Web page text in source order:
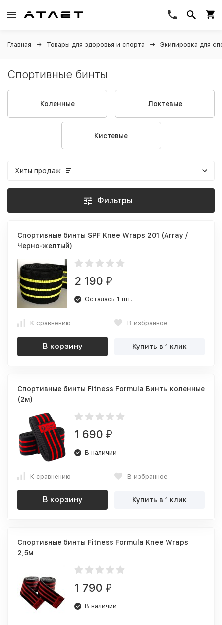
Главная Товары для здоровья и спорта Экипировка для
Спортивные бинты
Коленные Локтевые
Кистевые
Хиты продаж
Фильтры
Спортивные бинты SPF Knee Wraps 201 (Array /
Черно-желтый)
2 190 ₽
Осталась 1 шт.
К сравнению В избранное
В корзину Купить в 1 клик
Спортивные бинты Fitness Formula Бинты коленные
(2м)
1 690 ₽
В наличии
К сравнению В избранное
В корзину Купить в 1 клик
Спортивные бинты Fitness Formula Knee Wraps
2,5м
1 790 ₽
В наличии